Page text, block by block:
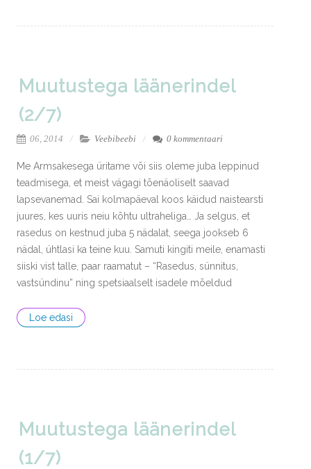
Muutustega läänerindel
(2/7)
06, 2014 Veebibeebi 0 kommentaari
Me Armsakesega üritame või siis oleme juba leppinud
teadmisega, et meist vägagi tõenäoliselt saavad
lapsevanemad. Sai kolmapäeval koos käidud naistearsti
juures, kes uuris neiu kõhtu ultraheliga… Ja selgus, et
rasedus on kestnud juba 5 nädalat, seega jookseb 6
nädal, ühtlasi ka teine kuu. Samuti kingiti meile, enamasti
siiski vist talle, paar raamatut – “Rasedus, sünnitus,
vastsündinu” ning spetsiaalselt isadele mõeldud
Loe edasi
Muutustega läänerindel
(1/7)